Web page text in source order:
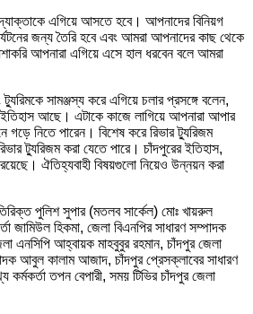
এগিয়ে আসতে হবে। আপনাদের বিনিয়গ
জন্য তৈরি হবে এবং আমরা আপনাদের কাছ থেকে
আপনারা এগিয়ে এসে হাল ধরবেন বলে আমরা
সামঞ্জস্য করে এগিয়ে চলার প্রসঙ্গে বলেন,
ইতিহাস আছে। এটাকে কাজে লাগিয়ে আপনারা আপার
গড়ে নিতে পারেন। বিশেষ করে রিভার ট্যুরিজম
ট্যুরিজম করা যেতে পারে। চাঁদপুরের ইতিহাস,
ঐতিহ্যবাহী বিষয়গুলো নিয়েও উন্নয়ন করা
পুলিশ সুপার (মতলব সার্কেল) মোঃ খায়রুল
জামিউল হিকমা, জেলা বিএনপির সাধারণ সম্পাদক
এনসিপি আহ্বায়ক মাহবুবুর রহমান, চাঁদপুর জেলা
আবুল কালাম আজাদ, চাঁদপুর প্রেসক্লাবের সাধারণ
তপন বেপারী, সময় টিভির চাঁদপুর জেলা